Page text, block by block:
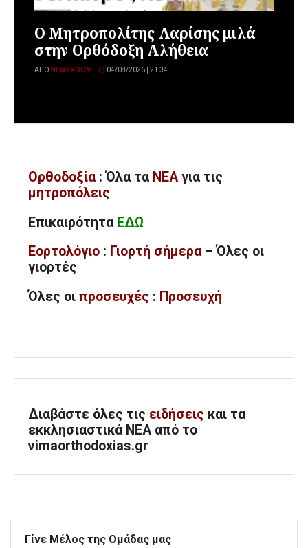
Ο Μητροπολίτης Λαρίσης μιλά
στην Ορθόδοξη Αλήθεια
ΑΠΌ NEWSROOM 04/08/2026 | 21:34
Ορθοδοξία : Όλα τα ΝΕΑ για τις
μητροπόλεις
Επικαιρότητα ΕΔΩ
Εορτολόγιο : Γιορτή σήμερα – Όλες οι
γιορτές
Όλες οι προσευχές : Προσευχή
Διαβάστε όλες τις ειδήσεις και τα
εκκλησιαστικά ΝΕΑ από το
vimaorthodoxias.gr
Γίνε Μέλος της Ομάδας μας